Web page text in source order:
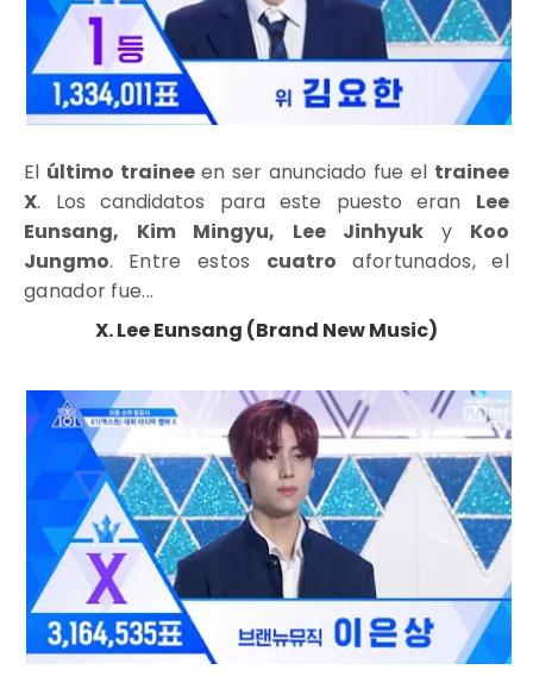
El último trainee en ser anunciado fue el trainee
X. Los candidatos para este puesto eran Lee
Eunsang, Kim Mingyu, Lee Jinhyuk y Koo
Jungmo. Entre estos cuatro afortunados, el
ganador fue...
X. Lee Eunsang (Brand New Music)